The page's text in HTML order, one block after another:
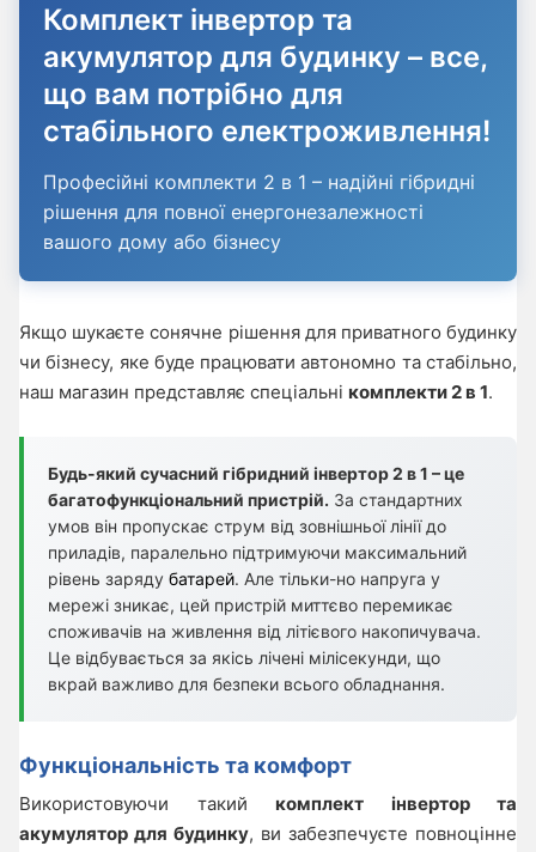
Комплект інвертор та
акумулятор для будинку – все,
що вам потрібно для
стабільного електроживлення!
Професійні комплекти 2 в 1 – надійні гібридні
рішення для повної енергонезалежності
вашого дому або бізнесу
Якщо шукаєте сонячне рішення для приватного будинку
чи бізнесу, яке буде працювати автономно та стабільно,
наш магазин представляє спеціальні комплекти 2 в 1.
Будь-який сучасний гібридний інвертор 2 в 1 – це
багатофункціональний пристрій. За стандартних
умов він пропускає струм від зовнішньої лінії до
приладів, паралельно підтримуючи максимальний
рівень заряду батарей. Але тільки-но напруга у
мережі зникає, цей пристрій миттєво перемикає
споживачів на живлення від літієвого накопичувача.
Це відбувається за якісь лічені мілісекунди, що
вкрай важливо для безпеки всього обладнання.
Функціональність та комфорт
Використовуючи такий комплект інвертор та
акумулятор для будинку, ви забезпечуєте повноцінне